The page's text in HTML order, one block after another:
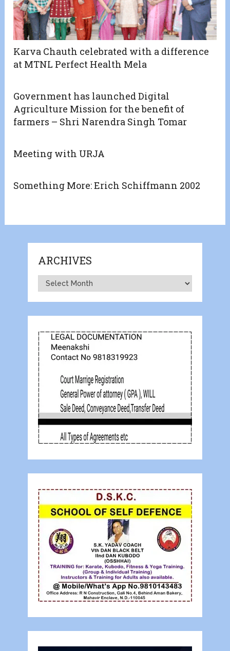
Karva Chauth celebrated with a difference
at MTNL Perfect Health Mela
Government has launched Digital
Agriculture Mission for the benefit of
farmers – Shri Narendra Singh Tomar
Meeting with URJA
Something More: Erich Schiffmann 2002
ARCHIVES
Archives